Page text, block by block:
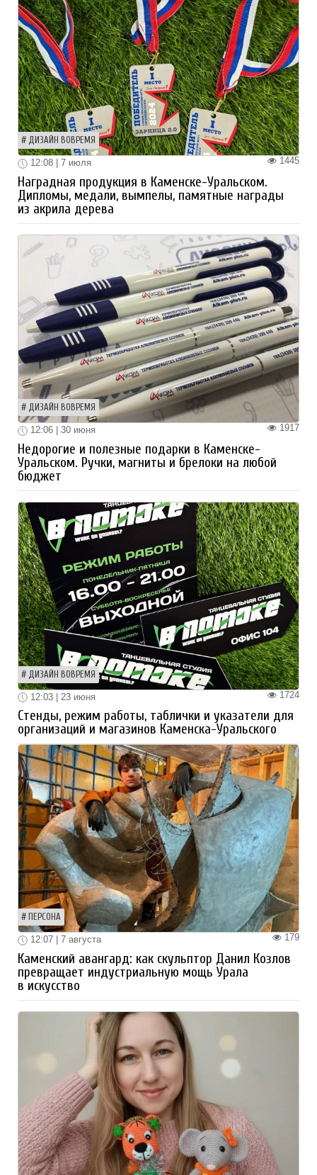
ДИЗАЙН ВОВРЕМЯ
1445
12:08 | 7 июля
Наградная продукция в Каменске-Уральском.
Дипломы, медали, вымпелы, памятные награды
из акрила дерева
ДИЗАЙН ВОВРЕМЯ
1917
12:06 | 30 июня
Недорогие и полезные подарки в Каменске-
Уральском. Ручки, магниты и брелоки на любой
бюджет
ДИЗАЙН ВОВРЕМЯ
1724
12:03 | 23 июня
Стенды, режим работы, таблички и указатели для
организаций и магазинов Каменска-Уральского
ПЕРСОНА
179
12:07 | 7 августа
Каменский авангард: как скульптор Данил Козлов
превращает индустриальную мощь Урала
в искусство